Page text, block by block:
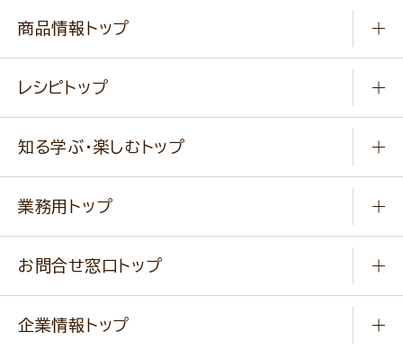
商品情報トップ
健康食品・他
新商品・リニューアル商品
通販サイト一覧
レシピトップ
作り方動画
みなさまのレシピはこちら
知る学ぶ・楽しむトップ
ふっくらパンをつくりましょう
キャンペーン
業務用トップ
ニップンの アマニ 業務用サイト
お問合せ窓口トップ
企業情報トップ